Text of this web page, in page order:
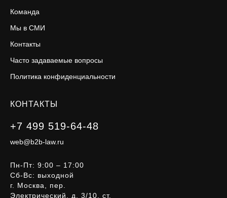
КОНТАКТЫ
+7 499 519-64-48
web@b2b-law.ru
Пн-Пт: 9:00 – 17:00
Сб-Вс: выходной
г. Москва, пер.
Электрический, д. 3/10, ст.
Команда
Мы в СМИ
Контакты
Часто задаваемые вопросы
Политика конфиденциальности